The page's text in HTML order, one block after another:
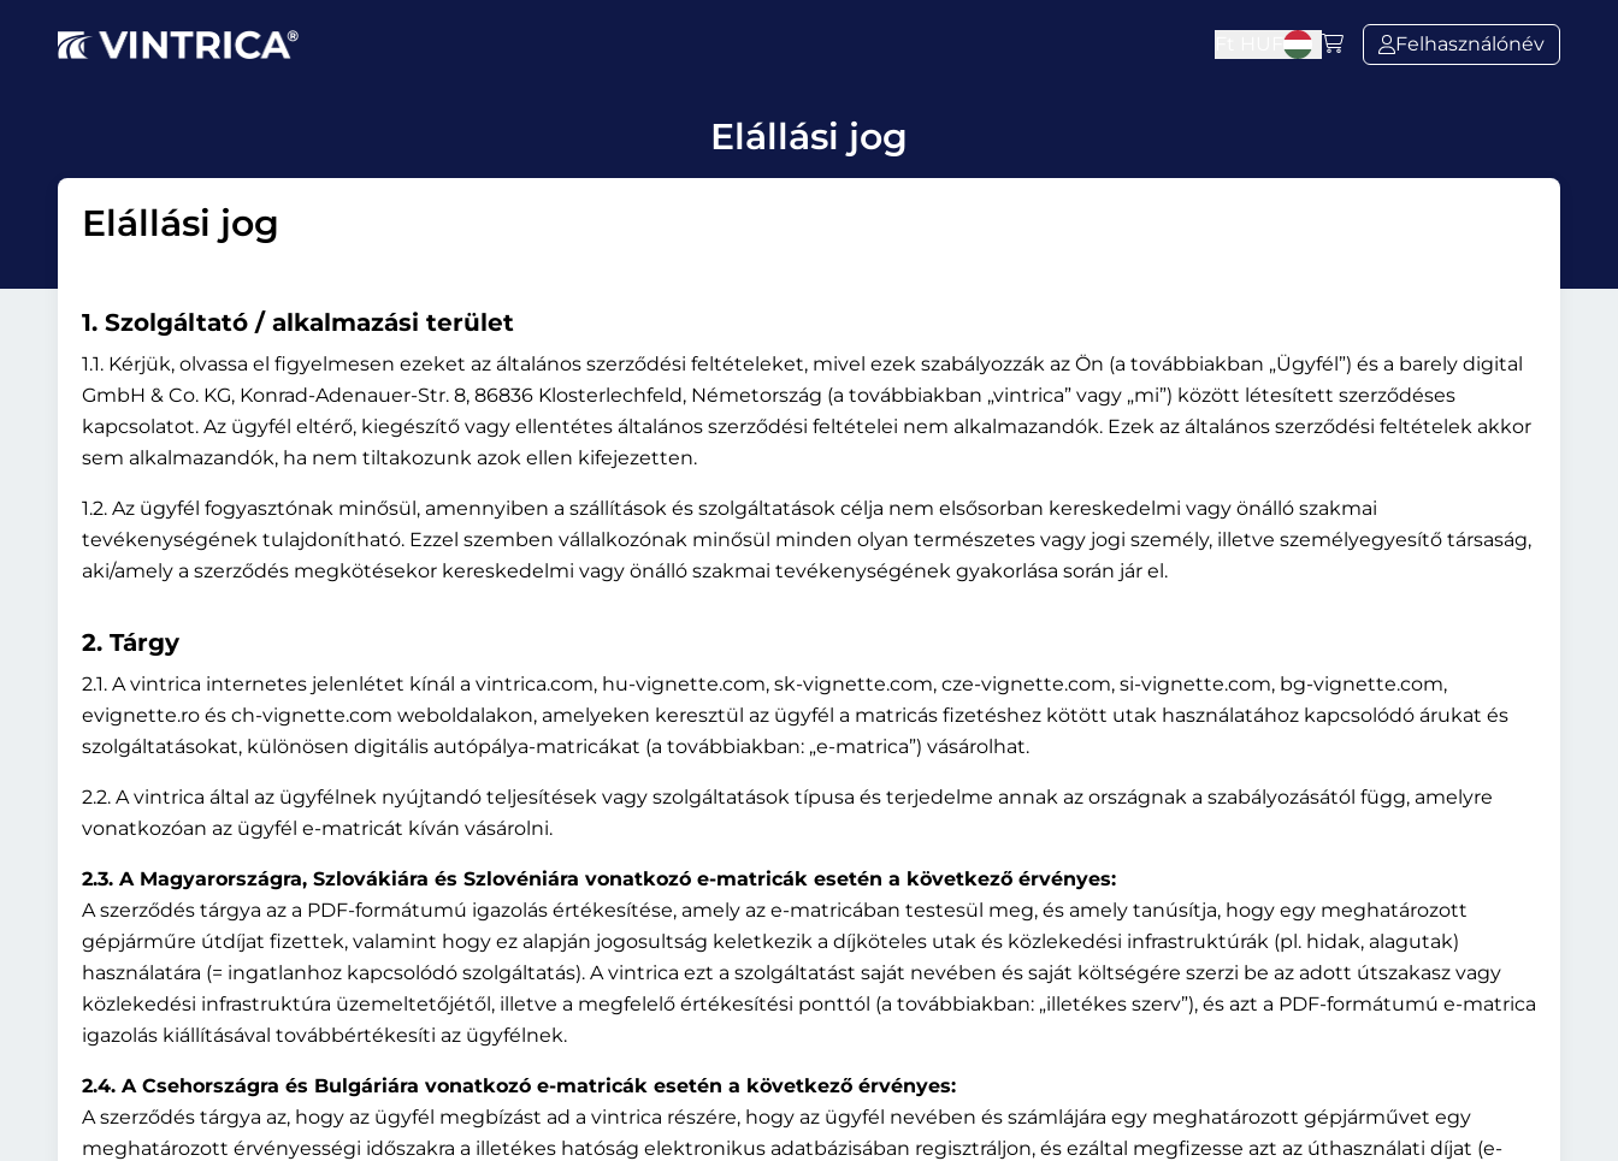
Felhasználónév
Elállási jog
Elállási jog
1. Szolgáltató / alkalmazási terület
1.1. Kérjük, olvassa el figyelmesen ezeket az általános szerződési feltételeket, mivel ezek szabályozzák az Ön (a továbbiakban „Ügyfél”) és a barely digital
GmbH & Co. KG, Konrad-Adenauer-Str. 8, 86836 Klosterlechfeld, Németország (a továbbiakban „vintrica” vagy „mi”) között létesített szerződéses
kapcsolatot. Az ügyfél eltérő, kiegészítő vagy ellentétes általános szerződési feltételei nem alkalmazandók. Ezek az általános szerződési feltételek akkor
sem alkalmazandók, ha nem tiltakozunk azok ellen kifejezetten.
1.2. Az ügyfél fogyasztónak minősül, amennyiben a szállítások és szolgáltatások célja nem elsősorban kereskedelmi vagy önálló szakmai
tevékenységének tulajdonítható. Ezzel szemben vállalkozónak minősül minden olyan természetes vagy jogi személy, illetve személyegyesítő társaság,
aki/amely a szerződés megkötésekor kereskedelmi vagy önálló szakmai tevékenységének gyakorlása során jár el.
2. Tárgy
2.1. A vintrica internetes jelenlétet kínál a vintrica.com, hu-vignette.com, sk-vignette.com, cze-vignette.com, si-vignette.com, bg-vignette.com,
evignette.ro és ch-vignette.com weboldalakon, amelyeken keresztül az ügyfél a matricás fizetéshez kötött utak használatához kapcsolódó árukat és
szolgáltatásokat, különösen digitális autópálya-matricákat (a továbbiakban: „e-matrica”) vásárolhat.
2.2. A vintrica által az ügyfélnek nyújtandó teljesítések vagy szolgáltatások típusa és terjedelme annak az országnak a szabályozásától függ, amelyre
vonatkozóan az ügyfél e-matricát kíván vásárolni.
2.3. A Magyarországra, Szlovákiára és Szlovéniára vonatkozó e-matricák esetén a következő érvényes:
A szerződés tárgya az a PDF-formátumú igazolás értékesítése, amely az e-matricában testesül meg, és amely tanúsítja, hogy egy meghatározott
gépjárműre útdíjat fizettek, valamint hogy ez alapján jogosultság keletkezik a díjköteles utak és közlekedési infrastruktúrák (pl. hidak, alagutak)
használatára (= ingatlanhoz kapcsolódó szolgáltatás). A vintrica ezt a szolgáltatást saját nevében és saját költségére szerzi be az adott útszakasz vagy
közlekedési infrastruktúra üzemeltetőjétől, illetve a megfelelő értékesítési ponttól (a továbbiakban: „illetékes szerv”), és azt a PDF-formátumú e-matrica
igazolás kiállításával továbbértékesíti az ügyfélnek.
2.4. A Csehországra és Bulgáriára vonatkozó e-matricák esetén a következő érvényes:
A szerződés tárgya az, hogy az ügyfél megbízást ad a vintrica részére, hogy az ügyfél nevében és számlájára egy meghatározott gépjárművet egy
meghatározott érvényességi időszakra a illetékes hatóság elektronikus adatbázisában regisztráljon, és ezáltal megfizesse azt az úthasználati díjat (e-